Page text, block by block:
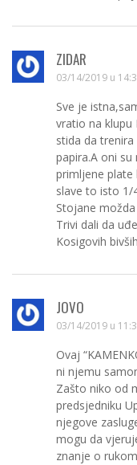
ZIDAR
03/14/2019 u
Sve je
vratio na klupu
stida da
papira.A oni su
primljene plate
slave to isto 1/
Stojane
Trivi dali da
Kosigovih
JOVO
03/14/2019 u
Ovaj
ni njemu
Zašto niko od
predsjedniku
njegove
mogu da
znanje o